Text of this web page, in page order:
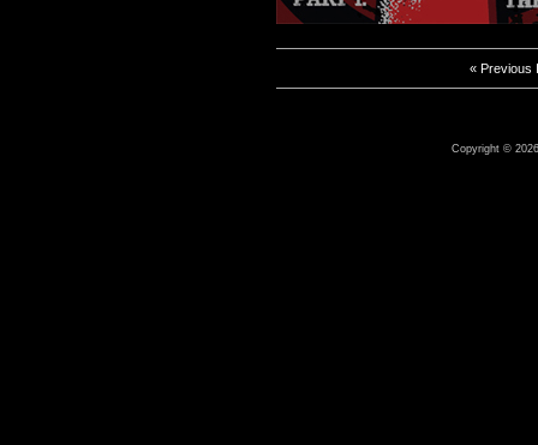
« Previous
Copyright ©